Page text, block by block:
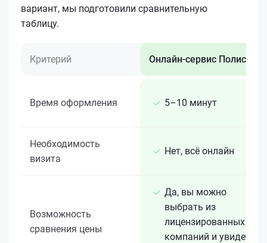
вариант, мы подготовили сравнительную
таблицу.
Критерий Онлайн-сервис Полис 812
Время оформления 5–10 минут
Необходимость
визита
Нет, всё онлайн
Возможность
сравнения цены
Да, вы можно
выбрать из
лицензированных 15+
компаний и увидеть,